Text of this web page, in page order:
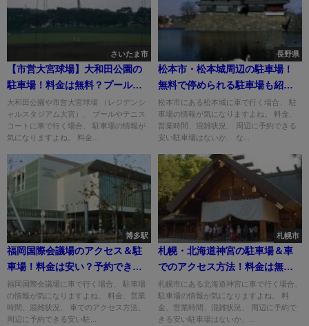
さいたま市
【市営大宮球場】大和田公園の
駐車場！料金は無料？プール利
用時は？
大和田公園や市営大宮球場 （レジデンシ
ャルスタジアム大宮）、 プールやテニス
コートに車で行く場合、 駐車場の情報が
気になりますよね。 料金...
長野県
松本市・松本城周辺の駐車場！
無料で停められる駐車場も紹
介！
松本市にある松本城に車で行く場合、 駐
車場の情報が気になりますよね。 料金、
営業時間、混雑状況、 周辺に予約できる
安い駐車場はないか、 な...
博多駅
福岡国際会議場のアクセス＆駐
車場！料金は安い？予約でき
る？
福岡国際会議場に車で行く場合、 駐車場
の情報が気になりますよね。 料金、営業
時間、混雑状況、 車でのアクセス方法、
周辺に予約できる安い駐...
札幌市
札幌・北海道神宮の駐車場＆車
でのアクセス方法！料金は無
料？
札幌市にある北海道神宮に車で行く場合、
駐車場の情報が気になりますよね。 料
金、営業時間、混雑状況、 周辺に予約で
きる安い駐車場はないか、...